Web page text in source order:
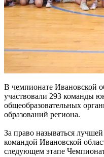
В чемпионате Ивановской
участвовали 293 команды
общеобразовательных
образований региона.
За право называться
командой Ивановской
следующем этапе